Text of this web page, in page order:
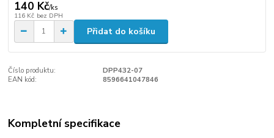
140 Kč/ks
116 Kč bez DPH
Přidat do košíku
Číslo produktu:
DPP432-07
EAN kód:
8596641047846
Kompletní specifikace